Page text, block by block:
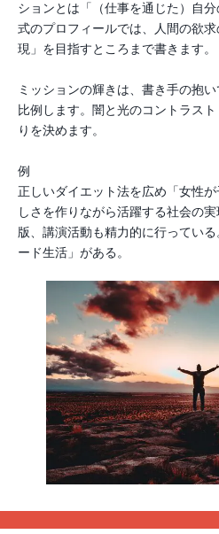
ションとは「（仕事を通じた）自
式のプロフィールでは、人間の欲
現」を目指すところまで書きます。
ミッションの輝きは、書き手の抱
比例します。闇と光のコントラス
りを決めます。
例
正しいダイエット法を広め「女性
しさを作りながら活躍する社会の
版、講演活動も精力的に行ってい
ード生活」がある。